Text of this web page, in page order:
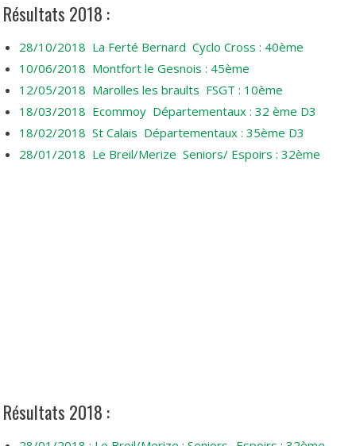
Résultats 2018 :
28/10/2018 La Ferté Bernard Cyclo Cross : 40ème
10/06/2018 Montfort le Gesnois : 45ème
12/05/2018 Marolles les braults FSGT : 10ème
18/03/2018 Ecommoy Départementaux : 32 ème D3
18/02/2018 St Calais Départementaux : 35ème D3
28/01/2018 Le Breil/Merize Seniors/ Espoirs : 32ème
Résultats 2018 :